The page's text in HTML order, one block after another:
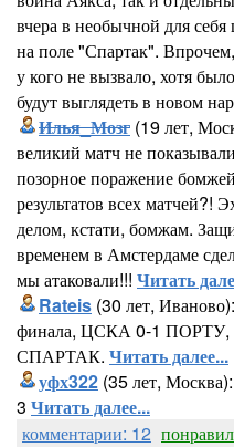
вчера в необычной для
на поле "Спартак".
у кого не вызвало, хотя
будут выглядеть в новом
Илья_Мозг (19 лет,
великий матч не
позорное поражение
результатов всех матчей?!
делом, кстати, бомжам.
временем в Амстердаме
мы атаковали!!! Читать
Rateis (30 лет,
финала, ЦСКА 0-1
СПАРТАК. Читать далее...
уфх322 (35 лет,
3 Читать далее...
комментарии: 12